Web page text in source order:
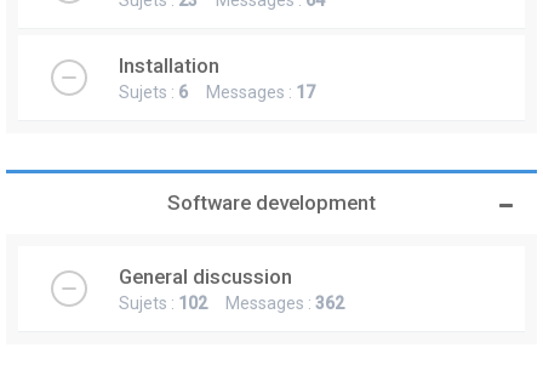
Installation
Sujets : 6 Messages : 17
Software development
General discussion
Sujets : 102Messages : 362